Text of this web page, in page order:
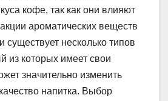
кофе, так как они влияют
ароматических веществ
существует несколько типов
из которых имеет свои
значительно изменить
напитка. Выбор